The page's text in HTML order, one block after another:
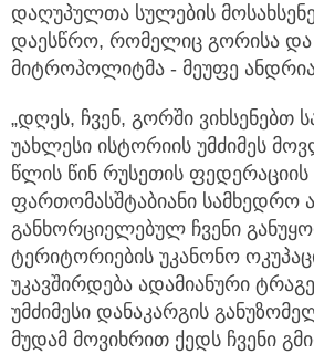
დაღუპულთა სულების
დაესწრო, რომელიც გორისა და
მიტროპოლიტმა - მეუფე
„დღეს, ჩვენ, გორში ვიხსენებთ
უახლესი ისტორიის უმძიმეს
წლის წინ რუსეთის ფედერაციის
ფართომასშტაბიანი სამხედრო
განხორციელებულ ჩვენი
ტერიტორიების უკანონო
უკავშირდება ადამიანური
უმძიმესი დანაკარგის
მუდამ მოვიხრით ქედს ჩვენი